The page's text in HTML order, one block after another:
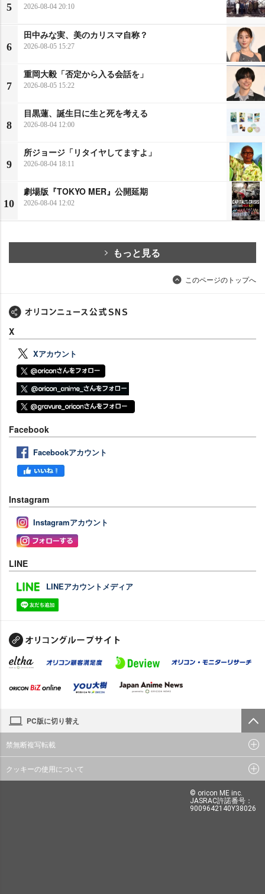
5 2026-08-04 20:10
6
田中みな実、美のカリスマ自称？
2026-08-05 15:27
7
重岡大毅「否定から入る会話を」
2026-08-05 15:22
8
目黒蓮、誕生日に生と死を考える
2026-08-04 12:00
9
所ジョージ「リタイヤしてますよ」
2026-08-04 18:11
10
劇場版『TOKYO MER』公開延期
2026-08-04 12:02
もっと見る
このページのトップへ
X
Xアカウント
Facebook
Facebookアカウント
Instagram
Instagramアカウント
LINE
LINEアカウントメディア
PC版に切り替え
禁無断複写転載
クッキーの使用について
© oricon ME inc.
JASRAC許諾番号：
9009642140Y38026